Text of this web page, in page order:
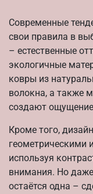
Современные
свои правила в
– естественные
экологичные
ковры из
волокна, а также
создают
Кроме того,
геометрическими
используя
внимания. Но
остаётся одна –